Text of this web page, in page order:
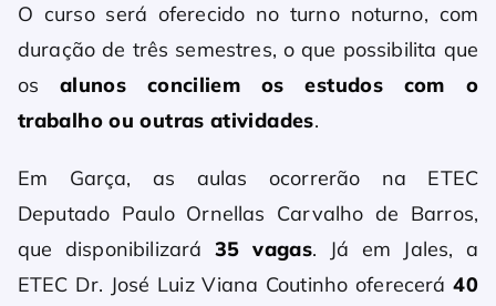
O curso será oferecido no turno noturno, com
duração de três semestres, o que possibilita que
os alunos conciliem os estudos com o
trabalho ou outras atividades.
Em Garça, as aulas ocorrerão na ETEC
Deputado Paulo Ornellas Carvalho de Barros,
que disponibilizará 35 vagas. Já em Jales, a
ETEC Dr. José Luiz Viana Coutinho oferecerá40